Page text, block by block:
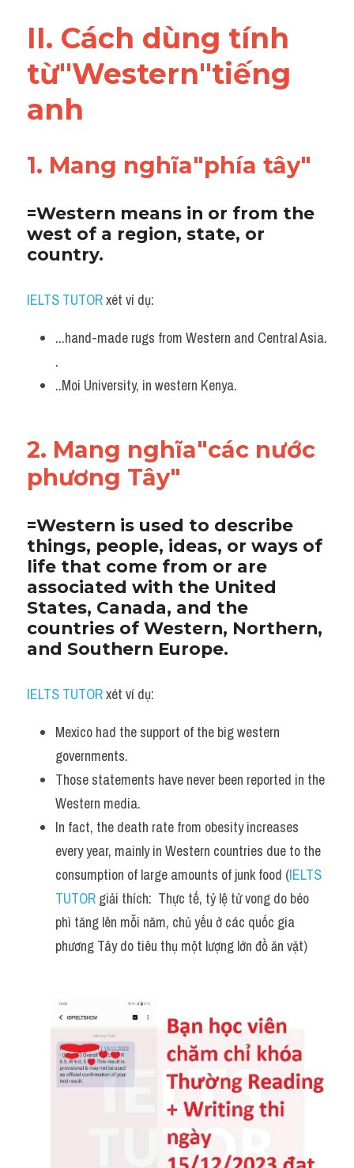
Report đề thi thật IELTS GENERAL
Đề thi thật Task 1
Adv
Cách dùng từ
Task 1
Ngân hàng đề thi máy
Phân biệt từ
Report đề thi thật IELTS
Đề thi thật Task 2
Listening
Speaking
Writing
Reading
Homepage
II. Cách dùng tính
từ"Western"tiếng
anh
1. Mang nghĩa"phía tây"
=Western means in or from the
west of a region, state, or
country.
IELTS TUTOR xét ví dụ:
...hand-made rugs from Western and Central Asia.
.
..Moi University, in western Kenya.
2. Mang nghĩa"các nước
phương Tây"
=Western is used to describe
things, people, ideas, or ways of
life that come from or are
associated with the United
States, Canada, and the
countries of Western, Northern,
and Southern Europe.
IELTS TUTOR xét ví dụ:
Mexico had the support of the big western
governments.
Those statements have never been reported in the
Western media.
In fact, the death rate from obesity increases
every year, mainly in Western countries due to the
consumption of large amounts of junk food (IELTS
TUTOR giải thích:  Thực tế, tỷ lệ tử vong do béo
phì tăng lên mỗi năm, chủ yếu ở các quốc gia
phương Tây do tiêu thụ một lượng lớn đồ ăn vặt)